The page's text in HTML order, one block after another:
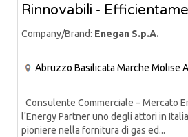
Rinnovabili -
Company/Brand: Enegan S.p.A.
Abruzzo Basilicata Marche Molise
Consulente Commerciale – Mercato
l'Energy Partner uno degli attori in
pioniere nella fornitura di gas ed...